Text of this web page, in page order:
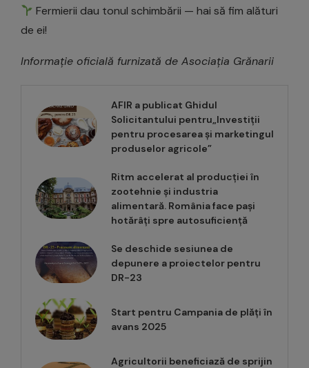
Fermierii dau tonul schimbării — hai să fim alături
de ei!
Informație oficială furnizată de Asociația Grănarii
AFIR a publicat Ghidul
Solicitantului pentru„Investiții
pentru procesarea și marketingul
produselor agricole”
Ritm accelerat al producției în
zootehnie și industria
alimentară. România face pași
hotărâți spre autosuficiență
Se deschide sesiunea de
depunere a proiectelor pentru
DR-23
Start pentru Campania de plăți în
avans 2025
Agricultorii beneficiază de sprijin